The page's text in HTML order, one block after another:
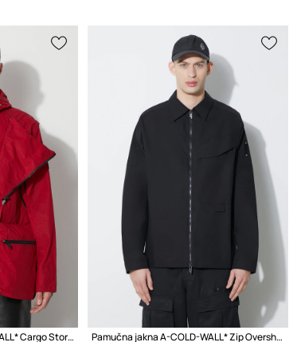
Pamučna jakna A-COLD-WALL* Cargo Storm Jacket Pamučna jakna A-COLD-WALL* Zip Overshirt